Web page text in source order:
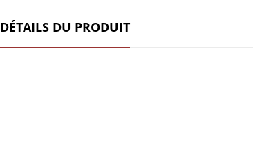
DÉTAILS DU PRODUIT